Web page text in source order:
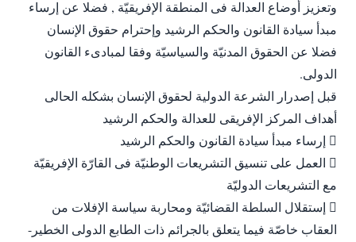
وتعزيز أوضاع العدالة فى المنطقة الإفريقيّة , فضلا عن إرساء
مبدأ سيادة القانون والحكم الرشيد وإحترام حقوق الإنسان
فضلا عن الحقوق المدنيّة والسياسيّة وفقا لمبادىء القانون
الدولى.
قبل إصدرار الشرعة الدولية لحقوق الإنسان بشكله الحالى
أهداف المركز الإفريقى للعدالة والحكم الرشيد
 إرساء مبدأ سيادة القانون والحكم الرشيد
 العمل على تنسيق التشريعات الوطنيّة فى القارّة الإفريقيّة
مع التشريعات الدوليّة
 إستقلال السلطة القضائيّة ومحاربة سياسة الإفلات من
العقاب خاصّة فيما يتعلق بالجرائم ذات الطابع الدولى الخطير-